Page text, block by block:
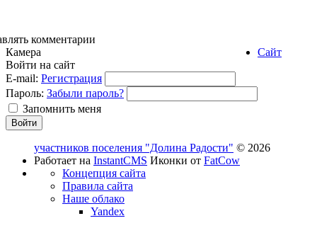
комментарии
Камера
Войти на сайт
E-mail: Регистрация
Пароль: Забыли пароль?
Запомнить меня
Сайт
участников поселения "Долина Радости" © 2026
Работает на InstantCMS Иконки от FatCow
Концепция сайта
Правила сайта
Наше облако
Yandex